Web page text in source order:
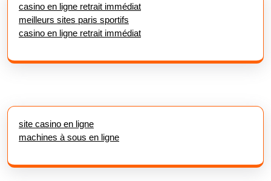
casino en ligne retrait immédiat
meilleurs sites paris sportifs
casino en ligne retrait immédiat
site casino en ligne
machines à sous en ligne